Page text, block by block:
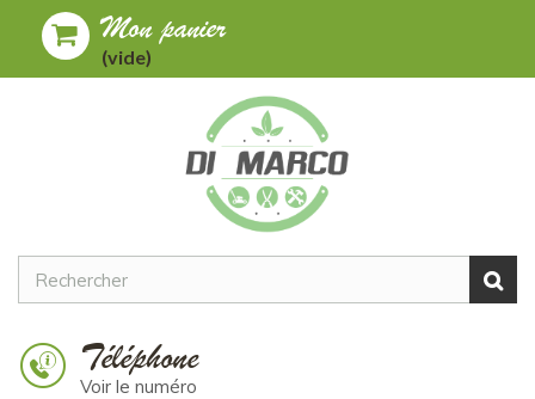
Mon panier
(vide)
Téléphone
Voir le numéro